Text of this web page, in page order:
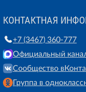
КОНТАКТНАЯ
+7 (3467) 360-777
Официальный
Сообщество
Группа в